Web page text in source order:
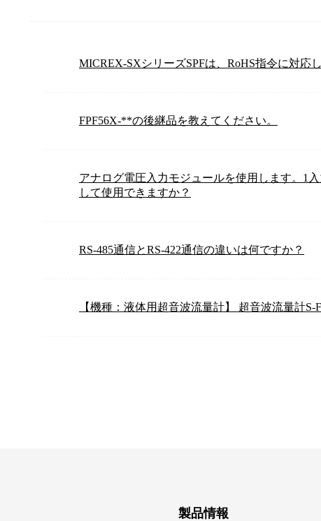
MICREX-SXシリーズSPFは、RoHS指令に対応
FPF56X-**の後継品を教えてください。
アナログ電圧入力モジュールを使用します。1
して使用できますか？
RS-485通信とRS-422通信の違いは何ですか？
【機種：液体用超音波流量計】 超音波流量計
製品情報